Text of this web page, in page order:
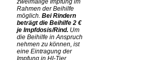
Rahmen der Beihilfe
möglich. Bei Rindern
beträgt die Beihilfe 2 €
je Impfdosis/Rind. Um
die Beihilfe in Anspruch
nehmen zu können, ist
eine Eintragung der
Impfung in HI-Tier